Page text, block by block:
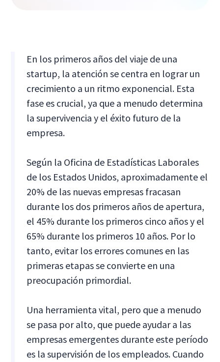
En los primeros años del viaje de una
startup, la atención se centra en lograr un
crecimiento a un ritmo exponencial. Esta
fase es crucial, ya que a menudo determina
la supervivencia y el éxito futuro de la
empresa.
Según la Oficina de Estadísticas Laborales
de los Estados Unidos, aproximadamente el
20% de las nuevas empresas fracasan
durante los dos primeros años de apertura,
el 45% durante los primeros cinco años y el
65% durante los primeros 10 años. Por lo
tanto, evitar los errores comunes en las
primeras etapas se convierte en una
preocupación primordial.
Una herramienta vital, pero que a menudo
se pasa por alto, que puede ayudar a las
empresas emergentes durante este período
es la supervisión de los empleados. Cuando